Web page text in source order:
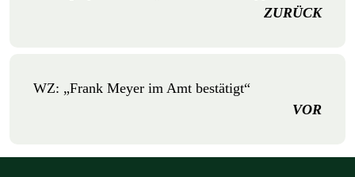
ZURÜCK
WZ: „Frank Meyer im Amt bestätigt“
VOR